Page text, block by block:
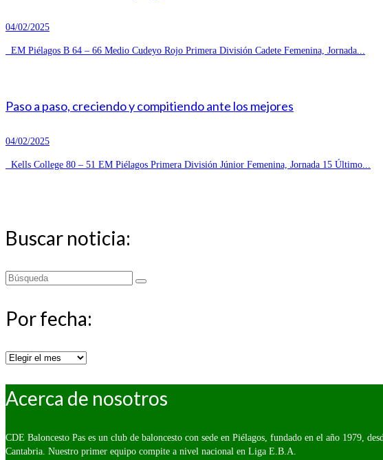
04/02/2025
EM Piélagos B 64 – 66 Medio Cudeyo Rojo Primera División Cadete Femenina, Jornada...
Paso a paso, creciendo y compitiendo ante los mejores
04/02/2025
Kells College 80 – 51 EM Piélagos Primera División Júnior Femenina, Jornada 15 Último...
Buscar noticia:
Buscar
Por fecha:
Por
Acerca de nosotros
CDE Baloncesto Pas es un club de baloncesto con sede en Piélagos, fundado en el año 1979,
Cantabria. Nuestro primer equipo compite a nivel nacional en Liga E.B.A.